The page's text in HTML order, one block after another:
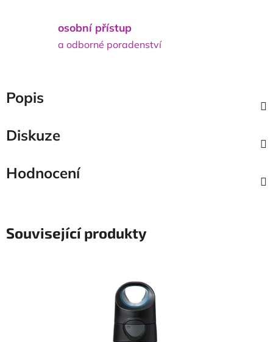
osobní přístup
a odborné poradenství
Popis
Diskuze
Hodnocení
Související produkty